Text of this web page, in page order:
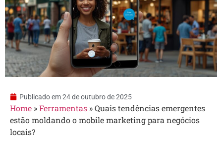
Publicado em24 de outubro de 2025
Home »Ferramentas »Quais tendências emergentes
estão moldando o mobile marketing para negócios
locais?